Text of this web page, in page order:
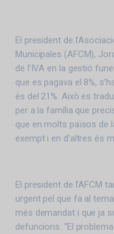
El president de
Municipales (AFCM),
de l’IVA en la gestió
que es pagava el 8%,
és del 21%. Això es
per a la família que
que en molts països de
exempt i en d’altres és
El president de l’AFCM
urgent pel que fa al
més demandat i que ja
defuncions. “El